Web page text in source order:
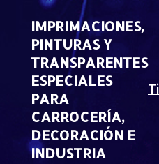
IMPRIMACIONES,
PINTURAS Y
TRANSPARENTES
ESPECIALES
PARA
CARROCERÍA,
DECORACIÓN E
INDUSTRIA